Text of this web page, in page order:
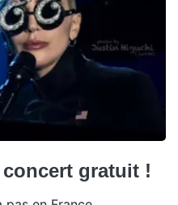
gratuit !